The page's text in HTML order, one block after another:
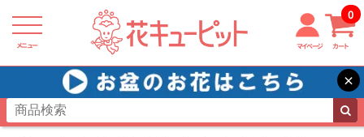
メニュー マイページ カート
0
×